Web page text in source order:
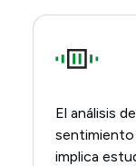
El análisis de
sentimiento
implica